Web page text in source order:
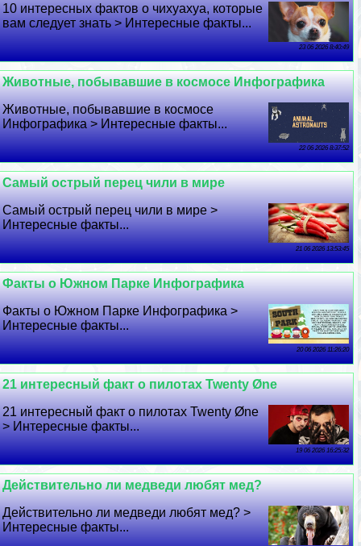
10 интересных фактов о чихуахуа, которые
вам следует знать > Интересные факты...
23 06 2026 8:40:49
Животные, побывавшие в космосе Инфографика
Животные, побывавшие в космосе
Инфографика > Интересные факты...
22 06 2026 8:37:52
Самый острый перец чили в мире
Самый острый перец чили в мире >
Интересные факты...
21 06 2026 13:53:45
Факты о Южном Парке Инфографика
Факты о Южном Парке Инфографика >
Интересные факты...
20 06 2026 11:26:20
21 интересный факт о пилотах Twenty Øne
21 интересный факт о пилотах Twenty Øne
> Интересные факты...
19 06 2026 16:25:32
Действительно ли медведи любят мед?
Действительно ли медведи любят мед? >
Интересные факты...